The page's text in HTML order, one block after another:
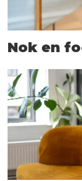
Nok en